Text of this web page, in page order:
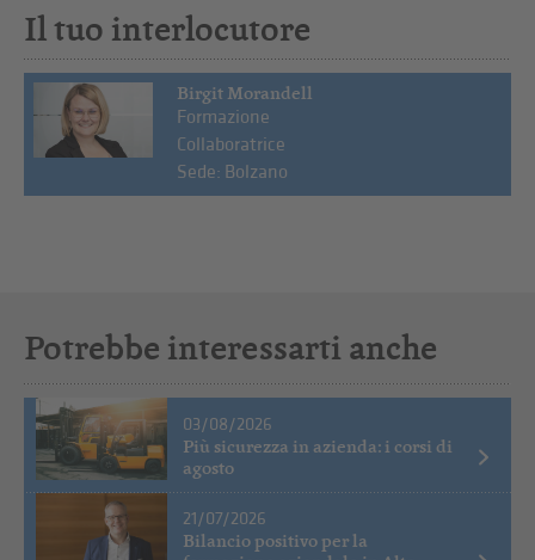
Il tuo interlocutore
Birgit Morandell
Formazione
Collaboratrice
Sede: Bolzano
Potrebbe interessarti anche
03/08/2026
Più sicurezza in azienda: i corsi di
agosto
21/07/2026
Bilancio positivo per la